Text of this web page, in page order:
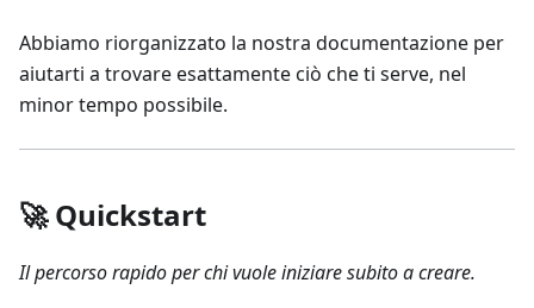
Abbiamo riorganizzato la nostra documentazione per
aiutarti a trovare esattamente ciò che ti serve, nel
minor tempo possibile.
🚀 Quickstart
Il percorso rapido per chi vuole iniziare subito a creare.